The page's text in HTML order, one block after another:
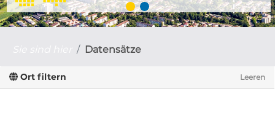
Datensätze
Ort filtern Leeren